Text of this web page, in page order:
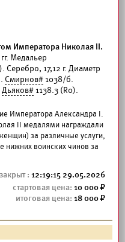
Императора Николая II.
Медальер
17,12 г. Диаметр
Смирнов# 1038/б.
Дьяков# 1138.3 (R0).
Императора Александра I.
II медалями награждали
за различные услуги,
нижних воинских чинов за
12:19:15 29.05.2026
10 000
18 000